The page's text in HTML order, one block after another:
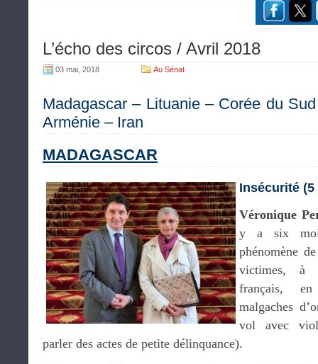
L’écho des circos / Avril 2018
03 mai, 2018 Au Sénat
Madagascar – Lituanie – Corée du
Arménie – Iran
MADAGASCAR
Insécurité
Véronique
y a six
phénomène
victimes, à
français,
malgaches
vol avec
parler des actes de petite délinquance).